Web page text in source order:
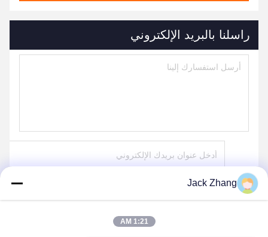
راسلنا بالبريد الإلكتروني
Jack Zhang
1:21 AM